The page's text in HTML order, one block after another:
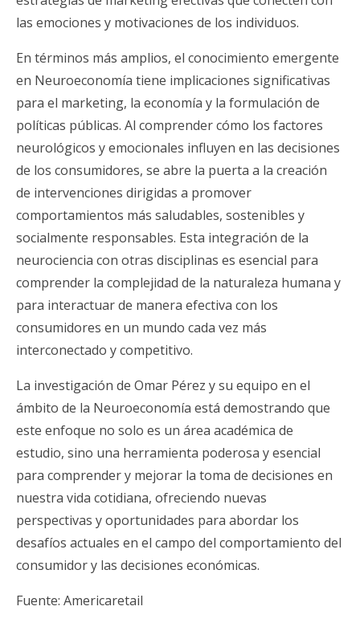
las emociones y motivaciones de los individuos.
En términos más amplios, el conocimiento emergente
en Neuroeconomía tiene implicaciones significativas
para el marketing, la economía y la formulación de
políticas públicas. Al comprender cómo los factores
neurológicos y emocionales influyen en las decisiones
de los consumidores, se abre la puerta a la creación
de intervenciones dirigidas a promover
comportamientos más saludables, sostenibles y
socialmente responsables. Esta integración de la
neurociencia con otras disciplinas es esencial para
comprender la complejidad de la naturaleza humana y
para interactuar de manera efectiva con los
consumidores en un mundo cada vez más
interconectado y competitivo.
La investigación de Omar Pérez y su equipo en el
ámbito de la Neuroeconomía está demostrando que
este enfoque no solo es un área académica de
estudio, sino una herramienta poderosa y esencial
para comprender y mejorar la toma de decisiones en
nuestra vida cotidiana, ofreciendo nuevas
perspectivas y oportunidades para abordar los
desafíos actuales en el campo del comportamiento del
consumidor y las decisiones económicas.
Fuente: Americaretail